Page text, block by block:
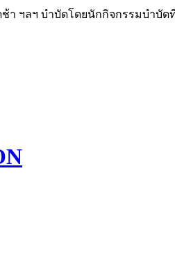
ฯลฯ บำบัดโดยนักกิจกรรมบำบัด